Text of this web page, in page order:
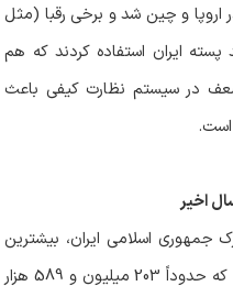
و چین شد و برخی رقبا (مثل
ایران استفاده کردند که هم
در سیستم نظارت کیفی باعث
است.
جمهوری اسلامی ایران، بیشترین
صادرات پسته در سال 1399 صورت گرفته که حدوداً 203 میلیون و 589 هزار